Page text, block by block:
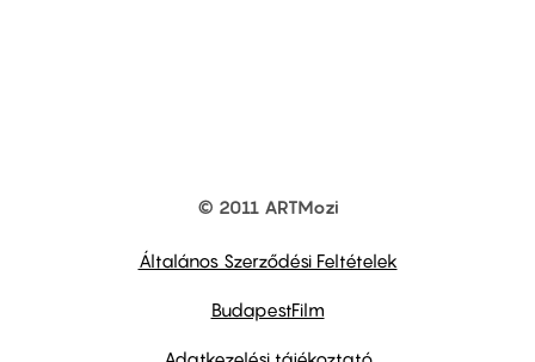
© 2011 ARTMozi
Általános Szerződési Feltételek
BudapestFilm